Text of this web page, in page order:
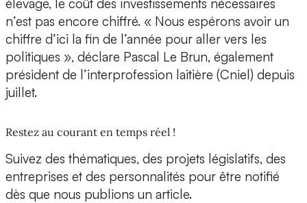
élevage, le coût des investissements nécessaires
n’est pas encore chiffré. « Nous espérons avoir un
chiffre d’ici la fin de l’année pour aller vers les
politiques », déclare Pascal Le Brun, également
président de l’interprofession laitière (Cniel) depuis
juillet.
Restez au courant en temps réel !
Suivez des thématiques, des projets législatifs, des
entreprises et des personnalités pour être notifié
dès que nous publions un article.